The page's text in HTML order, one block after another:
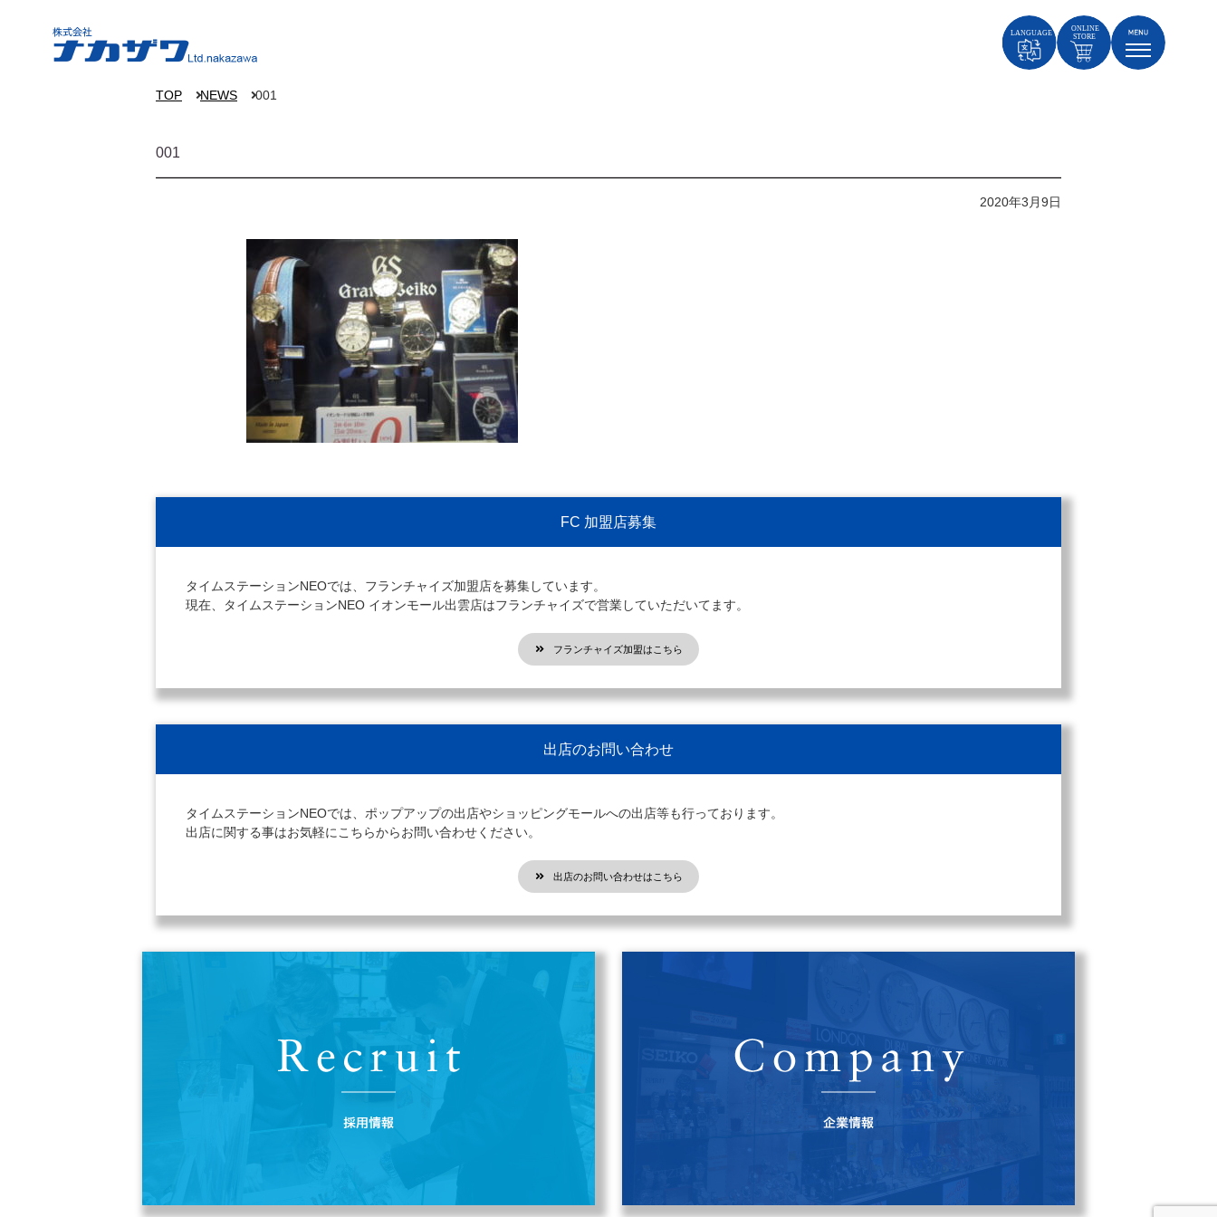
TOP NEWS 001
001
2020年3月9日
FC 加盟店募集
タイムステーションNEOでは、フランチャイズ加盟店を募集しています。
現在、タイムステーションNEO イオンモール出雲店はフランチャイズで営業していただいてます。
フランチャイズ加盟はこちら
出店のお問い合わせ
タイムステーションNEOでは、ポップアップの出店やショッピングモールへの出店等も行っております。
出店に関する事はお気軽にこちらからお問い合わせください。
出店のお問い合わせはこちら